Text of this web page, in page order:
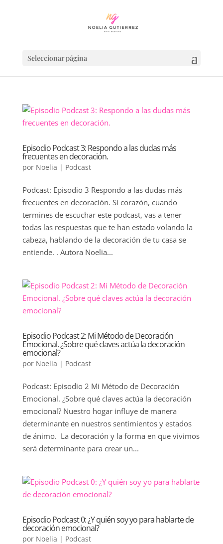
Seleccionar página
Episodio Podcast 3: Respondo a las dudas más
frecuentes en decoración.
por Noelia | Podcast
Podcast: Episodio 3 Respondo a las dudas más
frecuentes en decoración. Si corazón, cuando
termines de escuchar este podcast, vas a tener
todas las respuestas que te han estado volando la
cabeza, hablando de la decoración de tu casa se
entiende. . Autora Noelia...
Episodio Podcast 2: Mi Método de Decoración
Emocional. ¿Sobre qué claves actúa la decoración
emocional?
por Noelia | Podcast
Podcast: Episodio 2 Mi Método de Decoración
Emocional. ¿Sobre qué claves actúa la decoración
emocional? Nuestro hogar influye de manera
determinante en nuestros sentimientos y estados
de ánimo. La decoración y la forma en que vivimos
será determinante para crear un...
Episodio Podcast 0: ¿Y quién soy yo para hablarte de
decoración emocional?
por Noelia | Podcast